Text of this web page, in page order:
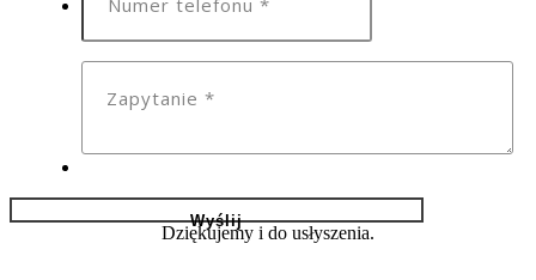
Dziękujemy i do usłyszenia.